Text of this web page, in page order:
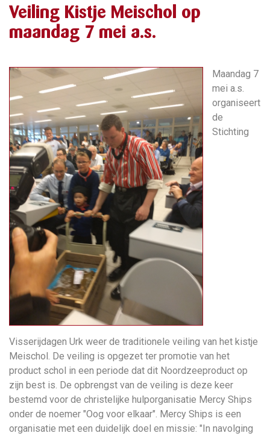
Veiling Kistje Meischol op
maandag 7 mei a.s.
Maandag 7
mei a.s.
organiseert
de
Stichting
Visserijdagen Urk weer de traditionele veiling van het kistje
Meischol. De veiling is opgezet ter promotie van het
product schol in een periode dat dit Noordzeeproduct op
zijn best is. De opbrengst van de veiling is deze keer
bestemd voor de christelijke hulporganisatie Mercy Ships
onder de noemer "Oog voor elkaar". Mercy Ships is een
organisatie met een duidelijk doel en missie: "In navolging